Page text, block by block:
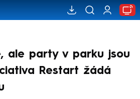
ale party v parku jsou
Restart žádá